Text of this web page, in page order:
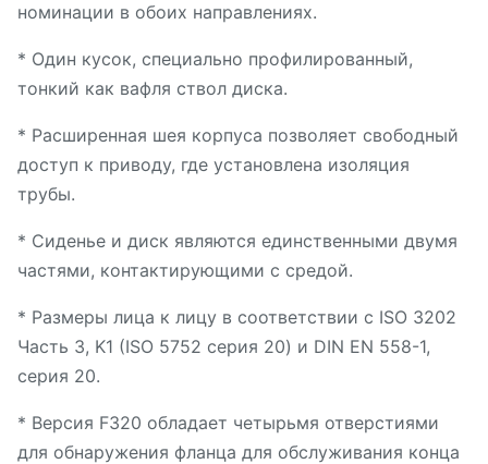
номинации в обоих направлениях.
* Один кусок, специально профилированный,
тонкий как вафля ствол диска.
* Расширенная шея корпуса позволяет свободный
доступ к приводу, где установлена изоляция
трубы.
* Сиденье и диск являются единственными двумя
частями, контактирующими с средой.
* Размеры лица к лицу в соответствии с ISO 3202
Часть 3, K1 (ISO 5752 серия 20) и DIN EN 558-1,
серия 20.
* Версия F320 обладает четырьмя отверстиями
для обнаружения фланца для обслуживания конца